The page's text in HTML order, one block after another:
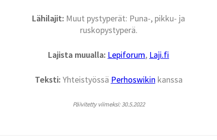
Lähilajit: Muut pystyperät: Puna-, pikku- ja
ruskopystyperä.
Lajista muualla: Lepiforum, Laji.fi
Teksti:Yhteistyössä Perhoswikin kanssa
Päivitetty viimeksi: 30.5.2022